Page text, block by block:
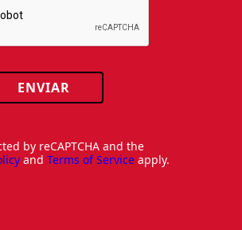
ENVIAR
by reCAPTCHA and the
and Terms of Service apply.